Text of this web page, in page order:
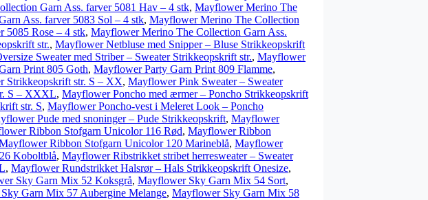
Garn Ass. farver 5081 Hav – 4 stk, Mayflower Merino The
Ass. farver 5083 Sol – 4 stk, Mayflower Merino The Collection
5085 Rose – 4 stk, Mayflower Merino The Collection Garn Ass.
str., Mayflower Netbluse med Snipper – Bluse Strikkeopskrift
Sweater med Striber – Sweater Strikkeopskrift str., Mayflower
Print 805 Goth, Mayflower Party Garn Print 809 Flamme,
Strikkeopskrift str. S – XX, Mayflower Pink Sweater – Sweater
S – XXXL, Mayflower Poncho med ærmer – Poncho Strikkeopskrift
str. S, Mayflower Poncho-vest i Meleret Look – Poncho
Pude med snoninger – Pude Strikkeopskrift, Mayflower
Ribbon Stofgarn Unicolor 116 Rød, Mayflower Ribbon
Ribbon Stofgarn Unicolor 120 Marineblå, Mayflower
Koboltblå, Mayflower Ribstrikket stribet herresweater – Sweater
, Mayflower Rundstrikket Halsrør – Hals Strikkeopskrift Onesize,
Sky Garn Mix 52 Koksgrå, Mayflower Sky Garn Mix 54 Sort,
Garn Mix 57 Aubergine Melange, Mayflower Sky Garn Mix 58